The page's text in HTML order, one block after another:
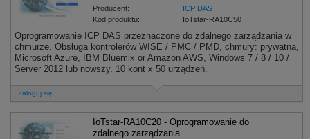
Producent:
ICP DAS
Kod produktu:
IoTstar-RA10C50
Oprogramowanie ICP DAS przeznaczone do zdalnego zarządzania w
chmurze. Obsługa kontrolerów WISE / PMC / PMD, chmury: prywatna,
Microsoft Azure, IBM Bluemix or Amazon AWS, Windows 7 / 8 / 10 /
Server 2012 lub nowszy. 10 kont x 50 urządzeń.
Zaloguj się
IoTstar-RA10C20 - Oprogramowanie do
zdalnego zarządzania